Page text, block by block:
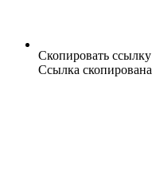
Скопировать ссылку
Ссылка скопирована